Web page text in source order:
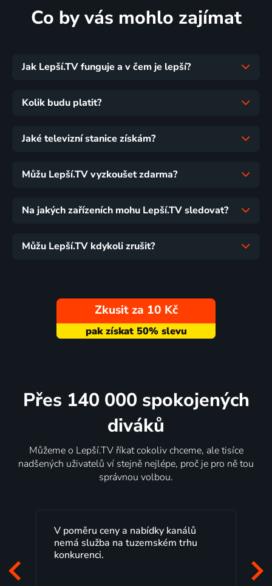
Co by vás mohlo zajímat
Jak Lepší.TV funguje a v čem je lepší?
Kolik budu platit?
Jaké televizní stanice získám?
Můžu Lepší.TV vyzkoušet zdarma?
Na jakých zařízeních mohu Lepší.TV sledovat?
Můžu Lepší.TV kdykoli zrušit?
Zkusit za 10 Kč
Přes 140 000 spokojených
diváků
Můžeme o Lepší.TV říkat cokoliv chceme, ale tisíce
nadšených uživatelů ví stejně nejlépe, proč je pro ně tou
správnou volbou.
a nabídky kanálů
tuzemském trhu
Lepší.TV sleduji už
maximální spokojeností.
začátek programu, to je